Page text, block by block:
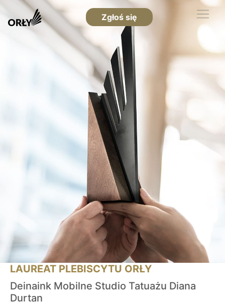
Zgłoś się
LAUREAT PLEBISCYTU ORŁY
Deinaink Mobilne Studio Tatuażu Diana
Durtan